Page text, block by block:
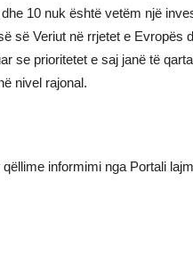
10 nuk është vetëm një
së Veriut në rrjetet e
se prioritetet e saj janë të
nivel rajonal.
informimi nga Portali